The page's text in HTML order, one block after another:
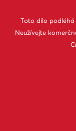
Toto dílo podléhá
Neužívejte